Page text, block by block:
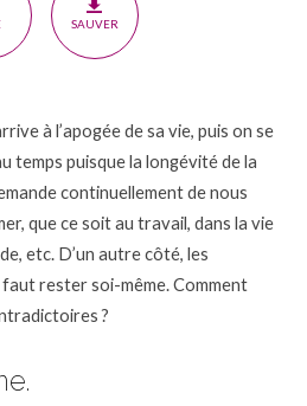
SAUVER
à l’apogée de sa vie, puis on se
temps puisque la longévité de la
continuellement de nous
que ce soit au travail, dans la vie
etc. D’un autre côté, les
rester soi-même. Comment
?